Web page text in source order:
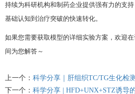
持续为科研机构和制药企业提供强有力的支
基础认知到治疗突破的快速转化。
如果您需要获取模型的详细实验方案，欢迎
间为您解答～
上一个： 科学分享｜肝组织TC/TG生化检测
下一个： 科学分享 | HFD+UNX+STZ诱导